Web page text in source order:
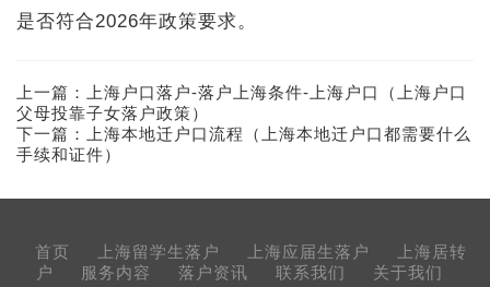
是否符合2026年政策要求。
上一篇：
上海户口落户-落户上海条件-上海户口（上海户口
父母投靠子女落户政策）
下一篇：
上海本地迁户口流程（上海本地迁户口都需要什么
手续和证件）
首页 上海留学生落户 上海应届生落户
上海居转
户
服务内容 落户资讯 联系我们 关于我们